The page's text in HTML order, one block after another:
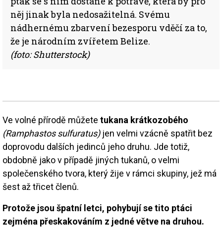
něj jinak byla nedosažitelná. Svému
nádhernému zbarvení bezesporu vděčí za to,
že je národním zvířetem Belize.
(foto: Shutterstock)
Ve volné přírodě můžete tukana krátkozobého
(Ramphastos sulfuratus)jen velmi vzácně spatřit bez
doprovodu dalších jedinců jeho druhu. Jde totiž,
obdobně jako v případě jiných tukanů, o velmi
společenského tvora, který žije v rámci skupiny, jež má
šest až třicet členů.
Protože jsou špatní letci, pohybují se tito ptáci
zejména přeskakováním z jedné větve na druhou.